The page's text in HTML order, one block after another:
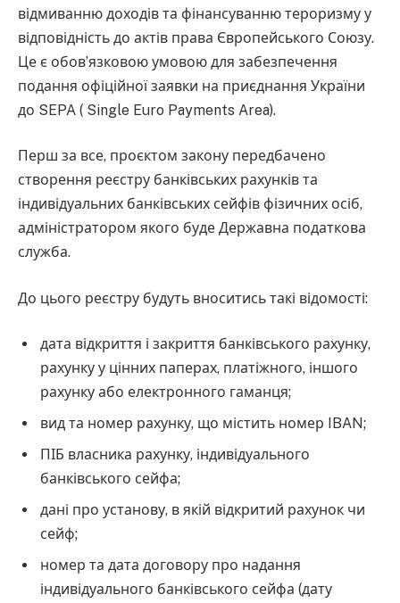
відмиванню доходів та фінансуванню тероризму у
відповідність до актів права Європейського Союзу.
Це є обов’язковою умовою для забезпечення
подання офіційної заявки на приєднання України
до SEPA ( Single Euro Payments Area).
Перш за все, проєктом закону передбачено
створення реєстру банківських рахунків та
індивідуальних банківських сейфів фізичних осіб,
адміністратором якого буде Державна податкова
служба.
До цього реєстру будуть вноситись такі відомості:
дата відкриття і закриття банківського рахунку,
рахунку у цінних паперах, платіжного, іншого
рахунку або електронного гаманця;
вид та номер рахунку, що містить номер IBAN;
ПІБ власника рахунку, індивідуального
банківського сейфа;
дані про установу, в якій відкритий рахунок чи
сейф;
номер та дата договору про надання
індивідуального банківського сейфа (дату